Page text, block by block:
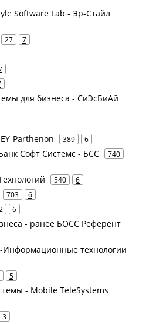
Software Lab - Эр-Стайл
27 7
для бизнеса - СиЭсБиАй
Parthenon 389 6
Софт Системс - БСС
740
540 6
703 6
6
- ранее БОСС Референт
технологии
5
- Mobile TeleSystems
3